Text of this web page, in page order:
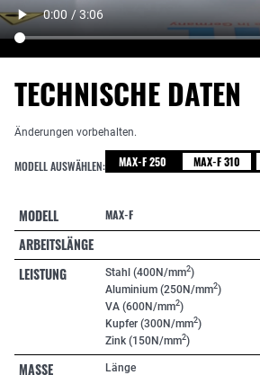
TECHNISCHE DATEN
Änderungen vorbehalten.
MODELL AUSWÄHLEN: MAX-F 250 MAX-F 310
MODELL MAX-F
ARBEITSLÄNGE
LEISTUNG Stahl (400N/mm2)
Aluminium (250N/mm2)
VA (600N/mm2)
Kupfer (300N/mm2)
Zink (150N/mm2)
MASSE Länge